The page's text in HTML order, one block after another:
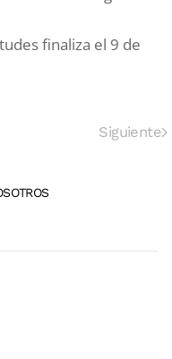
finaliza el 9 de
Siguiente